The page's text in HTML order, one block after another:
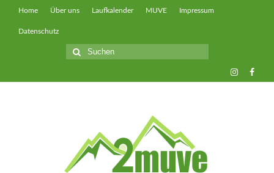
Home Über uns Laufkalender MUVE Impressum
Datenschutz
Suche
nach: